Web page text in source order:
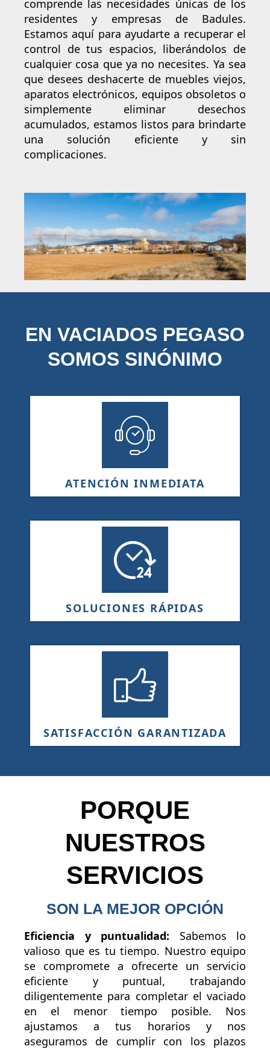
comprende las necesidades únicas de los
residentes y empresas de Badules.
Estamos aquí para ayudarte a recuperar el
control de tus espacios, liberándolos de
cualquier cosa que ya no necesites. Ya sea
que desees deshacerte de muebles viejos,
aparatos electrónicos, equipos obsoletos o
simplemente eliminar desechos
acumulados, estamos listos para brindarte
una solución eficiente y sin
complicaciones.
EN VACIADOS PEGASO
SOMOS SINÓNIMO
ATENCIÓN INMEDIATA
SOLUCIONES RÁPIDAS
SATISFACCIÓN GARANTIZADA
PORQUE
NUESTROS
SERVICIOS
SON LA MEJOR OPCIÓN
Eficiencia y puntualidad: Sabemos lo
valioso que es tu tiempo. Nuestro equipo
se compromete a ofrecerte un servicio
eficiente y puntual, trabajando
diligentemente para completar el vaciado
en el menor tiempo posible. Nos
ajustamos a tus horarios y nos
aseguramos de cumplir con los plazos